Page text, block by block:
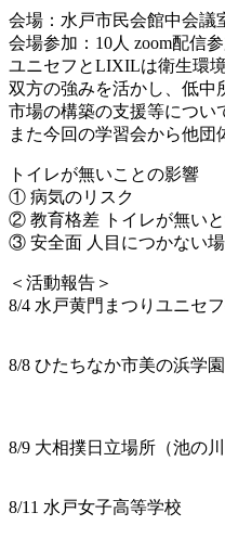
会場：水戸市民会館中会議
会場参加：10人 zoom配信
ユニセフとLIXILは衛生環
双方の強みを活かし、低中
市場の構築の支援等につい
また今回の学習会から他
トイレが無いことの影響
① 病気のリスク
② 教育格差 トイレが無い
③ 安全面 人目につかない
＜活動報告＞
8/4 水戸黄門まつりユニセ
8/8 ひたちなか市美の浜学
8/9 大相撲日立場所（池の
8/11 水戸女子高等学校